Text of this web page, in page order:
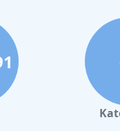
jotka voisivat parantua.
Melakassa on
hotellia sen siististä ja
ovat raportoineet
lakanoista ja
siivouksessa